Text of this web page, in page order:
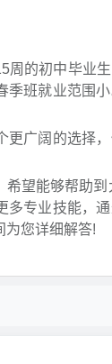
的初中毕业生
班就业范围
广阔的选择，
望能够帮助到
专业技能，
为您详细解答!